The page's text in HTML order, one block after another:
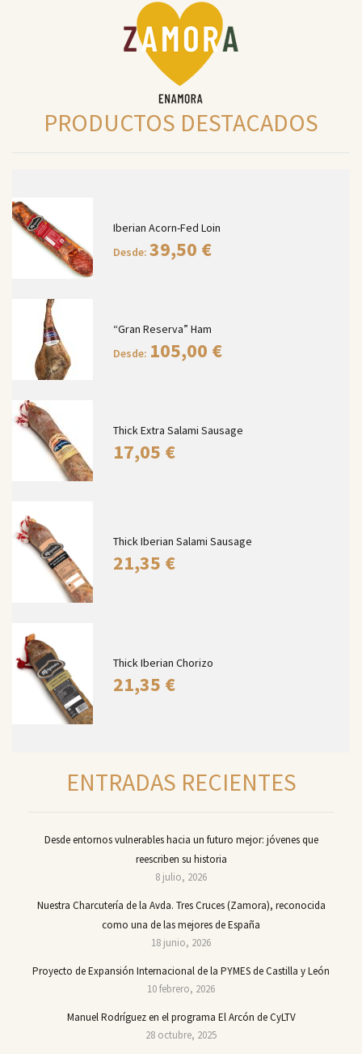
PRODUCTOS DESTACADOS
Iberian Acorn-Fed Loin
Desde: 39,50 €
“Gran Reserva” Ham
Desde: 105,00 €
Thick Extra Salami Sausage
17,05 €
Thick Iberian Salami Sausage
21,35 €
Thick Iberian Chorizo
21,35 €
ENTRADAS RECIENTES
Desde entornos vulnerables hacia un futuro mejor: jóvenes que
reescriben su historia
8 julio, 2026
Nuestra Charcutería de la Avda. Tres Cruces (Zamora), reconocida
como una de las mejores de España
18 junio, 2026
Proyecto de Expansión Internacional de la PYMES de Castilla y León
10 febrero, 2026
Manuel Rodríguez en el programa El Arcón de CyLTV
28 octubre, 2025